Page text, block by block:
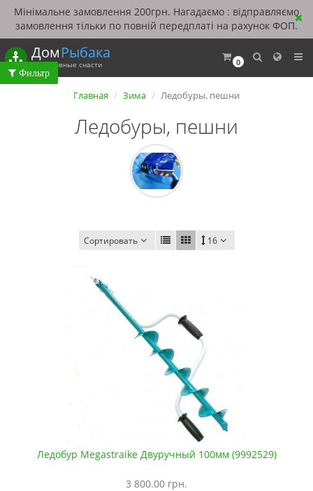
Мінімальне замовлення 200грн. Нагадаємо : відправляємо
замовлення тільки по повній передплаті на рахунок ФОП.
0
ДомРыбака
Рыболовные снасти
Главная Зима Ледобуры, пешни
Ледобуры, пешни
Сортировать 16
Ледобур Megastraike Двуручный 100мм (9992529)
3 800.00 грн.